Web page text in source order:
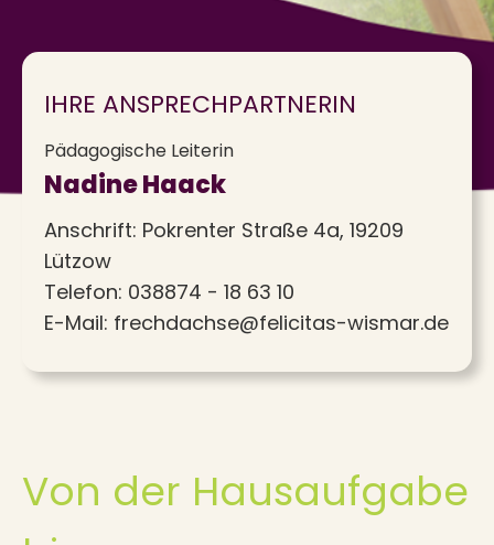
IHRE ANSPRECHPARTNERIN
Pädagogische Leiterin
Nadine Haack
Anschrift: Pokrenter Straße 4a, 19209
Lützow
Telefon: 038874 - 18 63 10
E-Mail: frechdachse@felicitas-wismar.de
Von der Hausaufgabe